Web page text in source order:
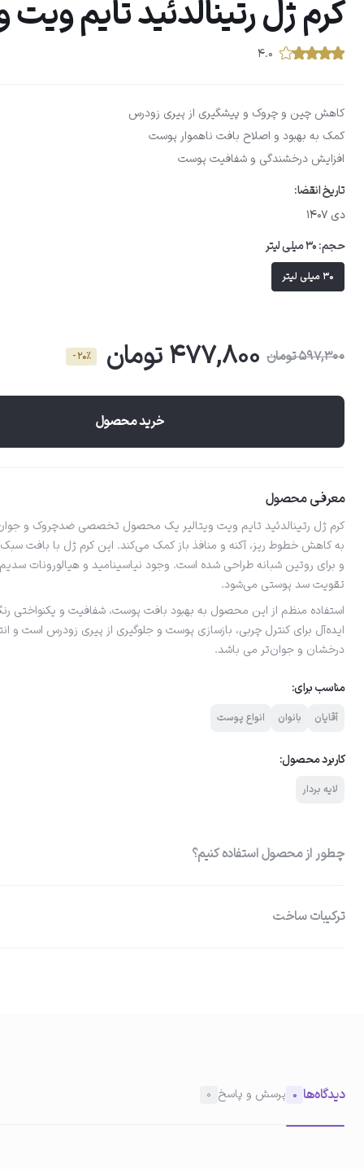
کرم ژل رتینالدئید تایم ویت
۴.۰
کاهش چین و چروک و پیشگیری از پیری زودرس
کمک به بهبود و اصلاح بافت ناهموار پوست
افزایش درخشندگی و شفافیت پوست
تاریخ انقضا:
دی 1407
حجم:30 میلی لیتر
30 میلی لیتر
597,300 تومان 477,800 تومان - 20٪
خرید محصول
معرفی محصول
به کاهش خطوط ریز، آکنه و منافذ باز کمک می‌کند. این کرم ژل با بافت
و برای روتین شبانه طراحی شده است. وجود نیاسینامید و هیالورونات
تقویت سد پوستی می‌شود.
استفاده منظم از این محصول به بهبود بافت پوست، شفافیت و یکنواختی
ایده‌آل برای کنترل چربی، بازسازی پوست و جلوگیری از پیری زودرس است و
درخشان و جوان‌تر می باشد.
مناسب برای:
آقایان بانوان انواع پوست
کاربرد محصول:
لایه بردار
چطور از محصول استفاده کنیم؟
ترکیبات ساخت
دیدگاه‌ها 0 پرسش و پاسخ 0